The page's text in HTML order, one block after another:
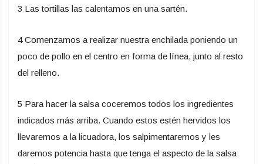
3 Las tortillas las calentamos en una sartén.
4 Comenzamos a realizar nuestra enchilada poniendo un
poco de pollo en el centro en forma de línea, junto al resto
del relleno.
5 Para hacer la salsa coceremos todos los ingredientes
indicados más arriba. Cuando estos estén hervidos los
llevaremos a la licuadora, los salpimentaremos y les
daremos potencia hasta que tenga el aspecto de la salsa